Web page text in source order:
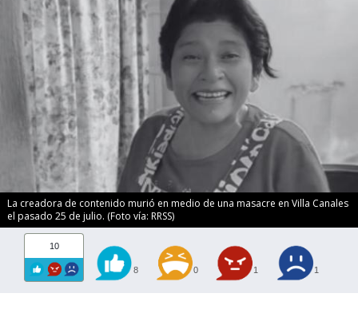
La creadora de contenido murió en medio de una masacre en Villa Canales
el pasado 25 de julio. (Foto vía: RRSS)
10
8 0 1 1